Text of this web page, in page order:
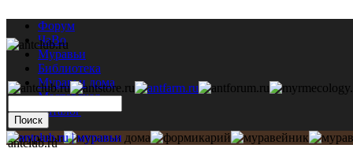
Форум
ЧаВо
Муравьи
Библиотека
Муравьи дома
Мастерская
Каталог
antclub.ru